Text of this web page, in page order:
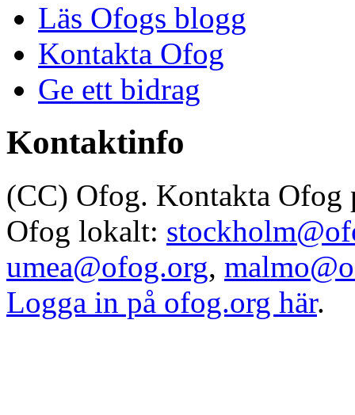
Läs Ofogs blogg
Kontakta Ofog
Ge ett bidrag
Kontaktinfo
(CC) Ofog. Kontakta Ofog
Ofog lokalt:
umea@ofog.org,
Logga in på ofog.org här.